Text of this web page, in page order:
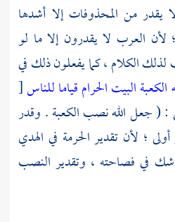
يقدر من المحذوفات إلا أشدها
العرب لا يقدرون إلا ما لو
الكلام ، كما يفعلون ذلك في
البيت الحرام قياما للناس[
: ( جعل الله نصبالكعبة. وقدر
؛ لأن تقدير الحرمة في الهدي
شك في فصاحته ، وتقدير النصب